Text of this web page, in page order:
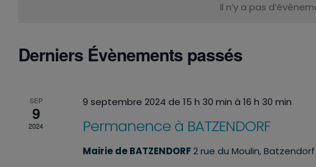
Il n’y a pas
Derniers Évènements passés
SEP
9
2024
9 septembre 2024 de 15 h 30 min à16 h 30 min
Permanence à BATZENDORF
Mairie de BATZENDORF2 rue du Moulin, Batzendorf